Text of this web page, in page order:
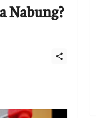
Nabung?